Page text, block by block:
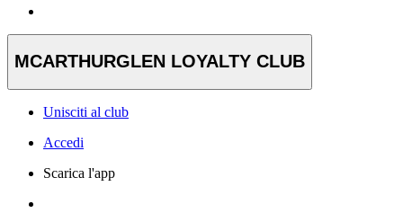
MCARTHURGLEN LOYALTY CLUB
Unisciti al club
Accedi
Scarica l'app